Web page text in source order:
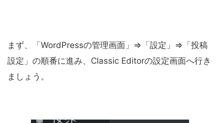
まず、「WordPressの管理画面」⇒「設定」⇒「投稿
設定」の順番に進み、Classic Editorの設定画面へ行き
ましょう。